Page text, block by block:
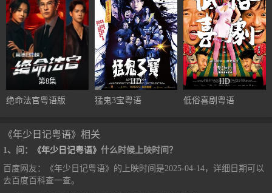
第8集
绝命法官粤语版
HD
猛鬼3宝粤语
HD
低俗喜剧粤语
《年少日记粤语》相关
1、问： 《年少日记粤语》 什么时候上映时间？
百度网友：《年少日记粤语》的上映时间是2025-04-14，详细日期可以
去百度百科查一查。